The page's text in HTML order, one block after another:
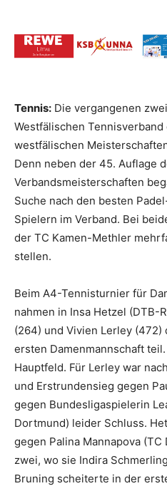
Tennis: Die vergangenen
Westfälischen
westfälischen
Denn neben der 45. Auflage
Verbandsmeisterschaften
Suche nach den besten
Spielern im Verband. Bei
der TC Kamen-Methler
stellen.
Beim A4-Tennisturnier für
nahmen in Insa Hetzel (DTB-
(264) und Vivien Lerley
ersten Damenmannschaft
Hauptfeld. Für Lerley war
und Erstrundensieg gegen
gegen Bundesligaspielerin
Dortmund) leider Schluss.
gegen Palina Mannapova
zwei, wo sie Indira
Bruning scheiterte in der